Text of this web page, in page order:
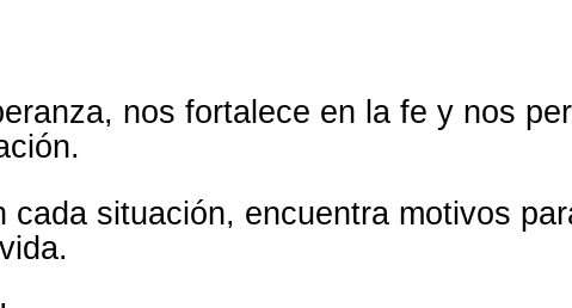
nos fortalece en la fe y nos
cada situación, encuentra motivos